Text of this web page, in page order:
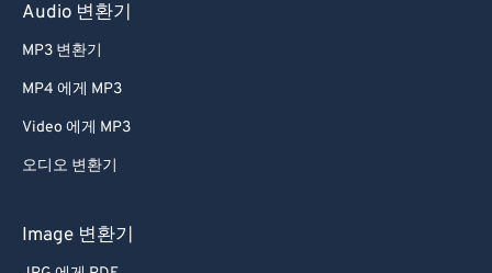
Audio 변환기
MP3 변환기
MP4 에게 MP3
Video 에게 MP3
오디오 변환기
Image 변환기